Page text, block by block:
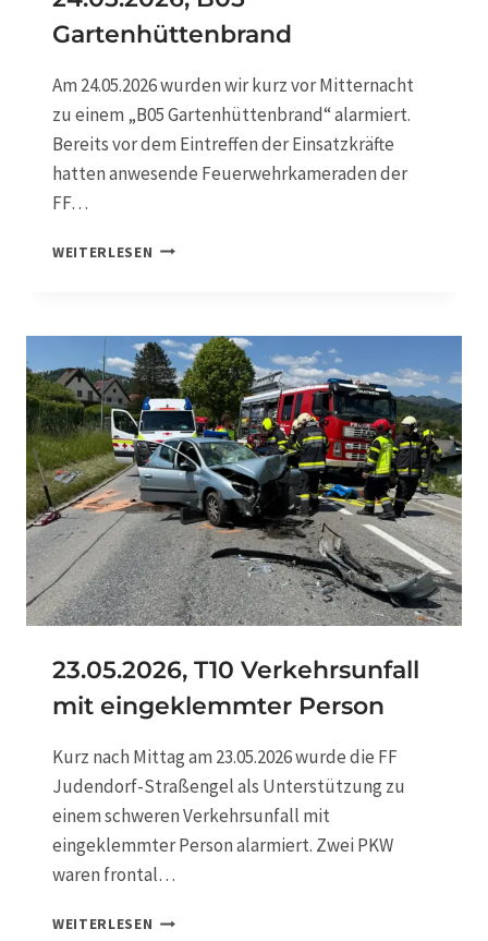
E
U
B
R
G
U
Gartenhüttenbrand
Am 24.05.2026 wurden wir kurz vor Mitternacht
zu einem „B05 Gartenhüttenbrand“ alarmiert.
Bereits vor dem Eintreffen der Einsatzkräfte
hatten anwesende Feuerwehrkameraden der
FF…
WEITERLESEN 2
5
.
2
0
2
6
,
B
0
5
G
A
R
E
N
H
T
E
N
B
R
23.05.2026, T10 Verkehrsunfall
mit eingeklemmter Person
Kurz nach Mittag am 23.05.2026 wurde die FF
Judendorf-Straßengel als Unterstützung zu
einem schweren Verkehrsunfall mit
eingeklemmter Person alarmiert. Zwei PKW
waren frontal…
WEITERLESEN 2